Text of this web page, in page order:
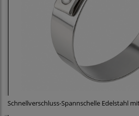
Schnellverschluss-Spannschelle Edelstahl